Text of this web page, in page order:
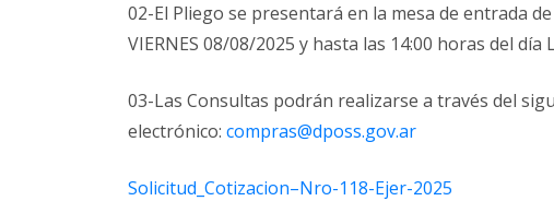
02-El Pliego se presentará en la mesa de entrada
VIERNES 08/08/2025 y hasta las 14:00 horas del día
03-Las Consultas podrán realizarse a través del
electrónico: compras@dposs.gov.ar
Solicitud_Cotizacion–Nro-118-Ejer-2025